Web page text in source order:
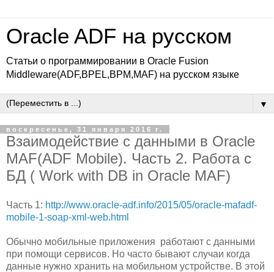
Oracle ADF на русском
Статьи о программировании в Oracle Fusion
Middleware(ADF,BPEL,BPM,MAF) на русском языке
▼
воскресенье, 31 января 2016 г.
Взаимодействие с данными в Oracle
MAF(ADF Mobile). Часть 2. Работа с
БД ( Work with DB in Oracle MAF)
Часть 1: http://www.oracle-adf.info/2015/05/oracle-mafadf-
mobile-1-soap-xml-web.html
Обычно мобильные приложения работают с данными
при помощи сервисов. Но часто бывают случаи когда
данные нужно хранить на мобильном устройстве. В этой